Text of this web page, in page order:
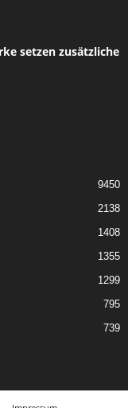
setzen zusätzliche
9450
2138
1408
1355
1299
795
739